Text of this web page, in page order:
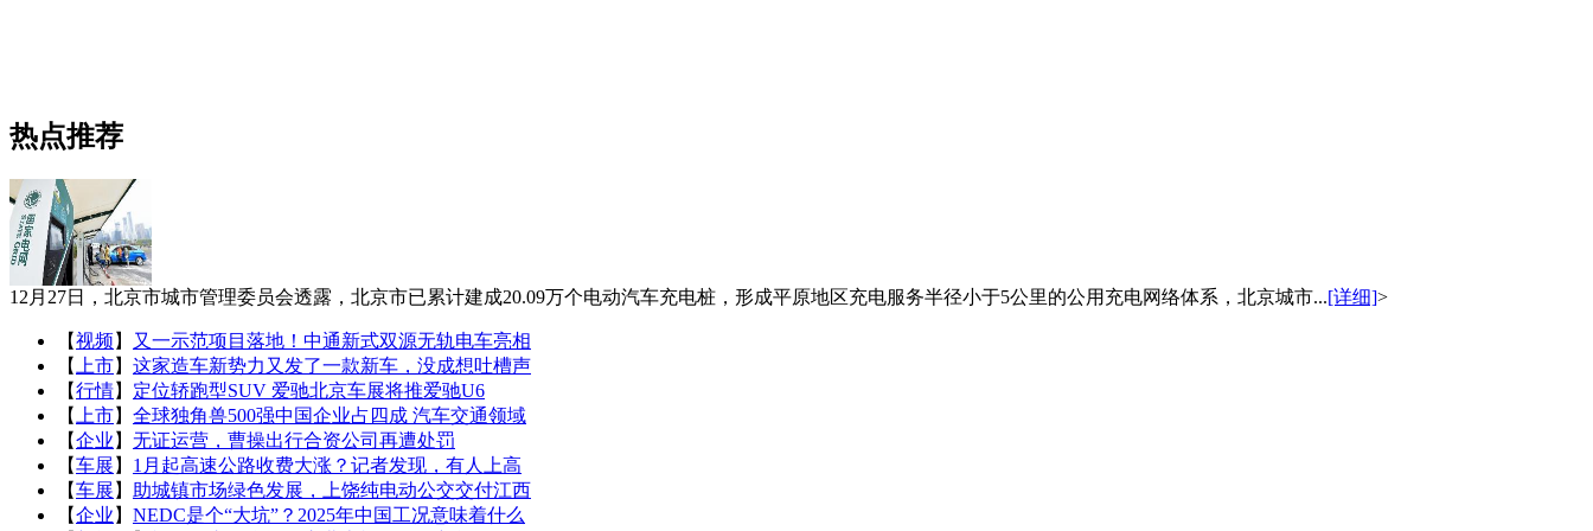
热点推荐
12月27日，北京市城市管理委员会透露，北京市已累计建成20.09万个电动汽车充电桩，形成平原地区充电服务半径小于5公里的公用充电网络体系，北京城市...[详细]>
【视频 】
又一示范项目落地！中通新式双源无轨电车亮相
【
上市】 这家造车新势力又发了一款新车，没成想吐槽声
【行情】 定位轿跑型SUV 爱驰北京车展将推爱驰U6
【
上市】 全球独角兽500强中国企业占四成 汽车交通领域
【企业 】 无证运营，曹操出行合资公司再遭处罚
【车展 】 1月起高速公路收费大涨？记者发现，有人上高
【车展 】
助城镇市场绿色发展，上饶纯电动公交交付江西
【企业 】 NEDC是个“大坑”？2025年中国工况意味着什么